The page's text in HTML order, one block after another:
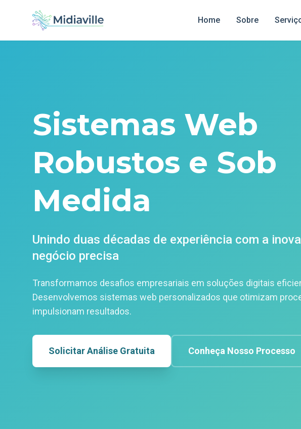
Home Sobre
Sistemas Web
Robustos e Sob
Medida
Unindo duas décadas de experiência com a
negócio precisa
Transformamos desafios empresariais em soluções digitais
Desenvolvemos sistemas web personalizados que otimizam
impulsionam resultados.
Solicitar Análise Gratuita Conheça Nosso Processo